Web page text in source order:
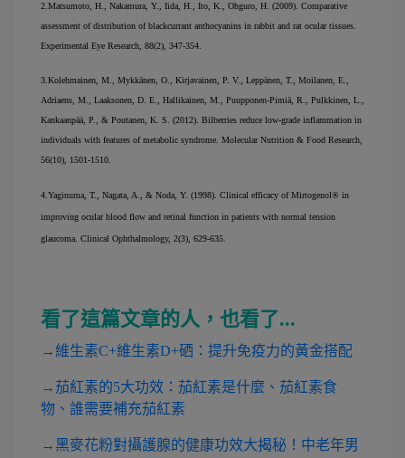
2.Matsumoto, H., Nakamura, Y., Iida, H., Ito, K., Ohguro, H. (2009). Comparative
assessment of distribution of blackcurrant anthocyanins in rabbit and rat ocular tissues.
Experimental Eye Research, 88(2), 347-354.
3.Kolehmainen, M., Mykkänen, O., Kirjavainen, P. V., Leppänen, T., Moilanen, E.,
Adriaens, M., Laaksonen, D. E., Hallikainen, M., Puupponen-Pimiä, R., Pulkkinen, L.,
Kankaanpää, P., & Poutanen, K. S. (2012). Bilberries reduce low-grade inflammation in
individuals with features of metabolic syndrome. Molecular Nutrition & Food Research,
56(10), 1501-1510.
4.Yaginuma, T., Nagata, A., & Noda, Y. (1998). Clinical efficacy of Mirtogenol® in
improving ocular blood flow and retinal function in patients with normal tension
glaucoma. Clinical Ophthalmology, 2(3), 629-635.
看了這篇文章的人，也看了...
→維生素C+維生素D+硒：提升免疫力的黃金搭配
→ 茄紅素的5大功效：茄紅素是什麼、茄紅素食
物、誰需要補充茄紅素
→ 黑麥花粉對攝護腺的健康功效大揭秘！中老年男